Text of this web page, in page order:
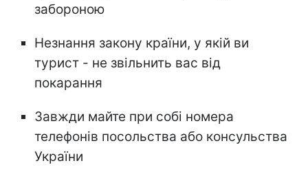
забороною
Незнання закону країни, у якій ви
турист - не звільнить вас від
покарання
Завжди майте при собі номера
телефонів посольства або консульства
України